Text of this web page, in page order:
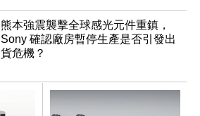
熊本強震襲擊全球感光元件重鎮，
Sony 確認廠房暫停生產是否引發出
貨危機？